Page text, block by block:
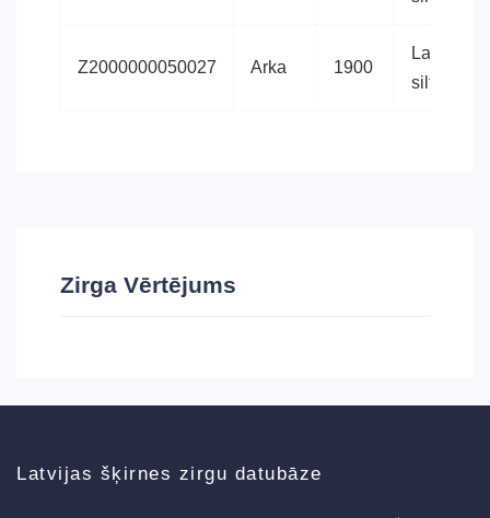
Z2000000050027 Arka 1900
Latvijas
siltasinis
Zirga Vērtējums
Latvijas šķirnes zirgu datubāze